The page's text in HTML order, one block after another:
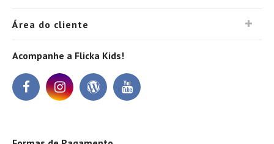
Área do cliente
Acompanhe a Flicka Kids!